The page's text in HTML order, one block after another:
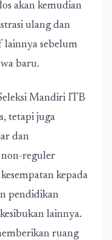
akan kemudian
ulang dan
lainnya sebelum
baru.
Mandiri ITB
tetapi juga
dan
non-reguler
kepada
pendidikan
lainnya.
ruang